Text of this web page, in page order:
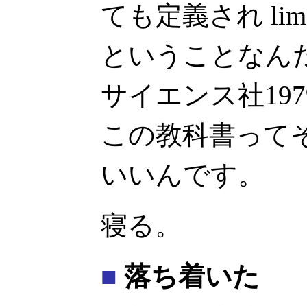
ても定義され
ということなん
サイエンス社
この教科書って
いいんです。
寝る。
■ 落ち着いた